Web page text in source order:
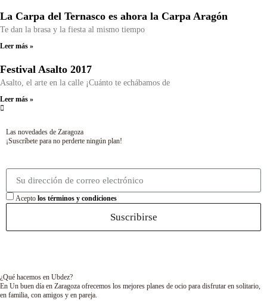
La Carpa del Ternasco es ahora la Carpa Aragón
Te dan la brasa y la fiesta al mismo tiempo
Leer más »
Festival Asalto 2017
Asalto, el arte en la calle ¡Cuánto te echábamos de
Leer más »
Las novedades de Zaragoza
¡Suscríbete para no perderte ningún plan!
Acepto los términos y condiciones
Suscribirse
¿Qué hacemos en Ubdez?
En Un buen día en Zaragoza ofrecemos los mejores planes de ocio para disfrutar en solitario,
en familia, con amigos y en pareja.